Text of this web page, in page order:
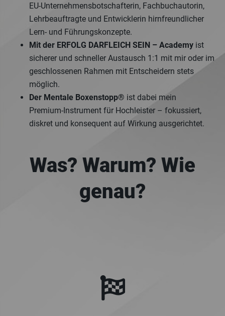
EU‑Unternehmensbotschafterin, Fachbuchautorin,
Lehrbeauftragte und Entwicklerin hirnfreundlicher
Lern- und Führungskonzepte.
Mit der ERFOLG DARFLEICH SEIN – Academy ist
sicherer und schneller Austausch 1:1 mit mir oder im
geschlossenen Rahmen mit Entscheidern stets
möglich.
Der Mentale Boxenstopp® ist dabei mein
Premium‑Instrument für Hochleister – fokussiert,
diskret und konsequent auf Wirkung ausgerichtet.
Was? Warum? Wie
genau?